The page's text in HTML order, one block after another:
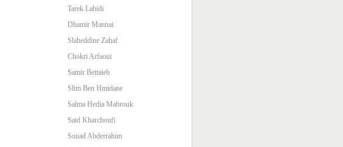
Tarek Labidi
Dhamir Mannai
Slaheddine Zahaf
Chokri Arfaoui
Samir Bettaieb
Slim Ben Hmidane
Salma Hedia Mabrouk
Said Kharchoufi
Souad Abderrahim